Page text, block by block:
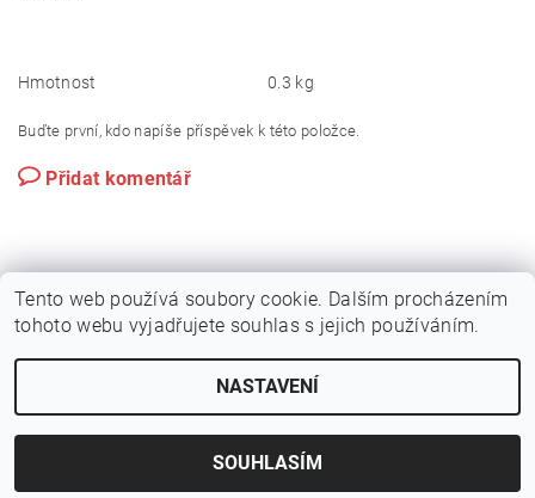
Hmotnost 0.3 kg
Buďte první, kdo napíše příspěvek k této položce.
Přidat komentář
2026 © Kvalitní suroviny na sushi - sushiraj.cz, všechna práva vyhrazena
Vytvořil Shoptet
Tento web používá soubory cookie. Dalším procházením
tohoto webu vyjadřujete souhlas s jejich používáním.
NASTAVENÍ
SOUHLASÍM